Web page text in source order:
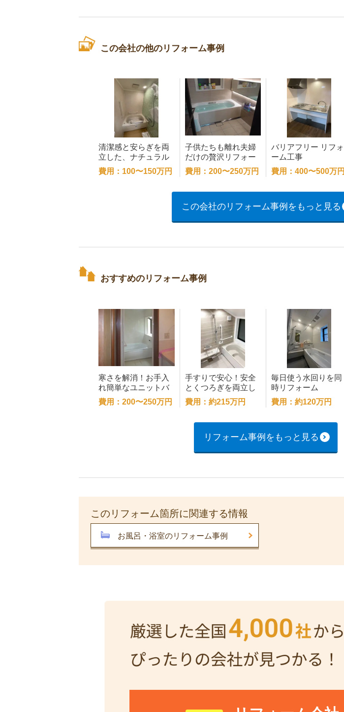
この会社の他のリフォーム事例
清潔感と安らぎを両
立した、ナチュラル
空間
費用：100〜150万円
子供たちも離れ夫婦
だけの贅沢リフォー
ム
費用：200〜250万円
バリアフリー リフォ
ーム工事
費用：400〜500万円
この会社のリフォーム事例をもっと見る
おすすめのリフォーム事例
寒さを解消！お手入
れ簡単なユニットバ
スへ
費用：200〜250万円
手すりで安心！安全
とくつろぎを両立し
た浴室空間
費用：約215万円
毎日使う水回りを同
時リフォーム
費用：約120万円
リフォーム事例をもっと見る
このリフォーム箇所に関連する情報
お風呂・浴室のリフォーム事例